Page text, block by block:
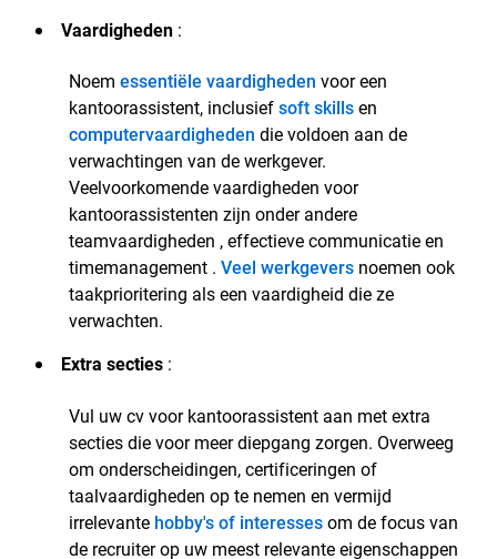
Vaardigheden :
Noem essentiële vaardigheden voor een
kantoorassistent, inclusiefsoft skillsen
computervaardigheden die voldoen aan de
verwachtingen van de werkgever.
Veelvoorkomende vaardigheden voor
kantoorassistenten zijn onder andere
teamvaardigheden , effectieve communicatie en
timemanagement . Veel werkgevers noemen ook
taakprioritering als een vaardigheid die ze
verwachten.
Extra secties :
Vul uw cv voor kantoorassistent aan met extra
secties die voor meer diepgang zorgen. Overweeg
om onderscheidingen, certificeringen of
taalvaardigheden op te nemen en vermijd
irrelevante hobby's of interessesom de focus van
de recruiter op uw meest relevante eigenschappen